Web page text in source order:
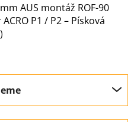
AUS montáž ROF-90
P1 / P2 – Písková